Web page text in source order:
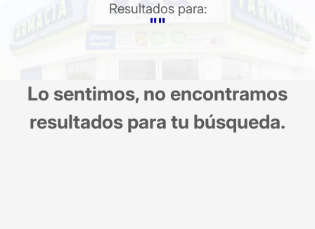
Resultados para:
""
Lo sentimos, no encontramos
resultados para tu búsqueda.